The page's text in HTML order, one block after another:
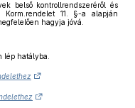
belső kontrollrendszeréről és
Korm.rendelet 11. §-a alapján
hagyja jóvá.
lép hatályba.